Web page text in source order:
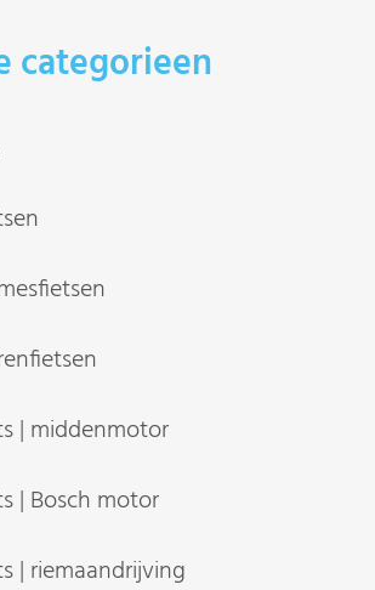
categorieen
| middenmotor
| Bosch motor
| riemaandrijving